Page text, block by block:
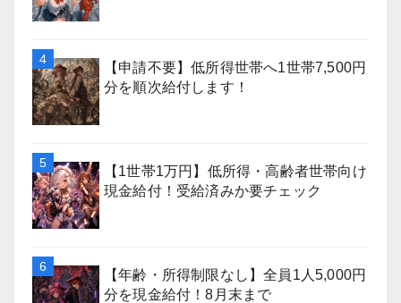
【申請不要】低所得世帯へ1世帯7,500円
分を順次給付します！
【1世帯1万円】低所得・高齢者世帯向け
現金給付！受給済みか要チェック
【年齢・所得制限なし】全員1人5,000円
分を現金給付！8月末まで